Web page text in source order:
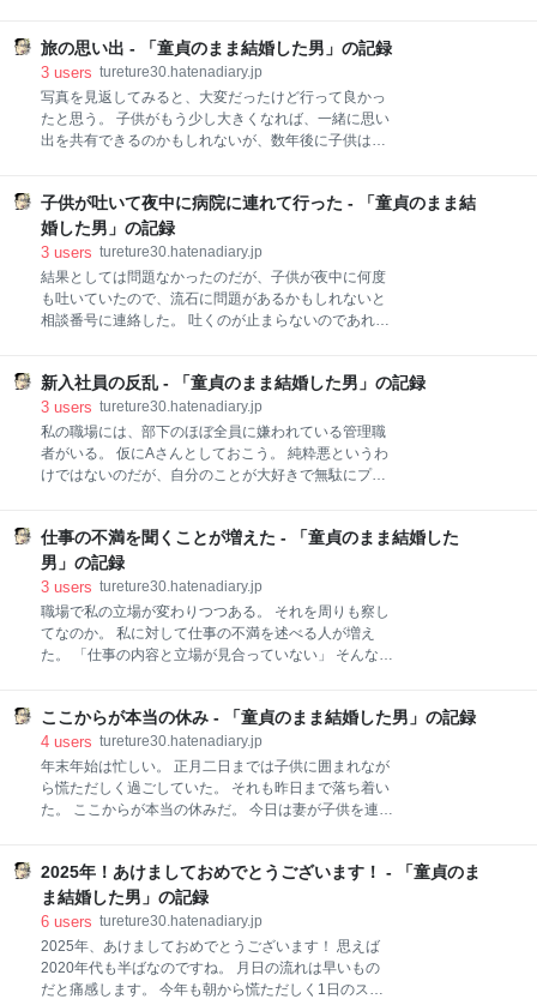
ムも、スマホをいじるたびに子供に邪魔をされる。 何
をするにしても子供優先で自分の時間がない。 妻も限
界を迎えているものだから、育児以外の生活負担を増
やさ
気がつく。 こうして私のブログ更新は途切れたのだ。
ここ3ヶ月くらいは子供によって朝のルーティンを乱
されることが多かったから、いつ更新が途切れてもお
かしくないと思いながらブログを更新し続けてきた。
それが今回顕在化した。それだけのことである。 今後
前から「毎日更新すること」を目的にブログを更新し
続けてきた。 かつてのように私に書きたいことがある
からブログを更新しているのではなくなっていたの
だ。 ブログが途切れるにはいい頃合いだったのかもし
れない。
旅の思い出 - 「童貞のまま結婚した男」の記録
3 users tureture30.hatenadiary.jp
写真を見返してみると、大変だったけど行って良かっ
たと思う。 子供がもう少し大きくなれば、一緒に思い
出を共有できるのかもしれないが、数年後に子供はこ
とだ。 しかし、それを話すときの楽しそうな親の顔。
私も10年もすれば同じように子供にこの時のことを楽
しそうに語るのかもしれない。 記憶には残らなかった
としても、間違いなく子供の成長の糧にはなっている
ことを実感する。 普段とは違う色々な経験をした。 飛
行機に乗って、一日中車で移動して、たくさんの人と
かになった気がする。 子供の成長は早い。 どんどん経
験を吸収するのだ。 意思の疎通ができるようになるの
も、もう直ぐなのかもしれない。 今はまだ、泣くこと
でし
子供が吐いて夜中に病院に連れて行った - 「童貞のまま結
婚した男」の記録
3 users tureture30.hatenadiary.jp
結果としては問題なかったのだが、子供が夜中に何度
も吐いていたので、流石に問題があるかもしれないと
相談番号に連絡した。 吐くのが止まらないのであれば
て、夜間診療に連れて行くことになった。 診断は胃腸
炎とのことで、最近流行りらしい。 とりあえず薬を出
してもらって安静にしていれば良いということだっ
た。 子供は病状がわからないから、少しでも以上があ
ると「大丈夫だろうか」と親がヤキモキする。 当の子
り出す。 そんな様子だから私は問題ないのではないか
と言っていたが、妻は気が気ではない様子で手配を進
める。 結果として病院に駆け込み、特に問題はなかっ
た。 家庭を持つと、自分の力だけではどうしようもな
いことが増える。
新入社員の反乱 - 「童貞のまま結婚した男」の記録
3 users tureture30.hatenadiary.jp
私の職場には、部下のほぼ全員に嫌われている管理職
者がいる。 仮にAさんとしておこう。 純粋悪というわ
けではないのだが、自分のことが大好きで無駄にプラ
ば、自尊心が低く人として未熟ということなのだろ
う。 何年も一緒に仕事をしている部下たちは、「こう
いう人だ」と割り切って働いていた。 ところが先日中
途で入社した若手の新入社員。 とても正義感の強いお
人柄なのだろう。 これまで通り我が物顔で個性を発揮
するAさんに対して、面と向かって「こういうところ
んは狼狽する。 それを重くみた上の人たちは、部署で
話し合いをするように、と対策を言い渡す。 それがま
た逆効果だ。 これまでのAさんに対する他の部下たち
の不満が爆
仕事の不満を聞くことが増えた - 「童貞のまま結婚した
男」の記録
3 users tureture30.hatenadiary.jp
職場で私の立場が変わりつつある。 それを周りも察し
てなのか。 私に対して仕事の不満を述べる人が増え
た。 「仕事の内容と立場が見合っていない」 そんな不
てから私も感じていたことだ。管理職でもないのに管
理職がやるべき仕事をたくさんこなしてきた。 縦分け
で割り振っている仕事が多い。だから担当者が責任を
持って外部業者の管理をしながら仕事を進めていく。
今の部署は基本的にそうやって仕事を回している。 不
ということ。 その辺りは誰もが感じている不満なのだ
ろう。 さらに来年度からは、先進的な人事制度と評し
て、一律昇給部分を撤廃し、成果主義のテーブルに変
更となった。 このことで過半数以上(下手したら8割、
ここからが本当の休み - 「童貞のまま結婚した男」の記録
4 users tureture30.hatenadiary.jp
年末年始は忙しい。 正月二日までは子供に囲まれなが
ら慌ただしく過ごしていた。 それも昨日まで落ち着い
た。 ここからが本当の休みだ。 今日は妻が子供を連れ
貴重な機会ととらえてダラダラしよう。 今の私には休
息が必要なのだ。 「効率の良い休日の過ごし方」とし
て、「ダラダラ過ごすな」という本が出ているようだ
が、時にはダラダラ過ごすことも大事だと考える。 常
に規則正しく生活を整えていたら、それだけで窮屈に
なってしまう。 自分の意思でダラダラと過ごすことも
2025年！あけましておめでとうございます！ - 「童貞のま
ま結婚した男」の記録
6 users tureture30.hatenadiary.jp
2025年、あけましておめでとうございます！ 思えば
2020年代も半ばなのですね。 月日の流れは早いもの
だと痛感します。 今年も朝から慌ただしく1日のスタ